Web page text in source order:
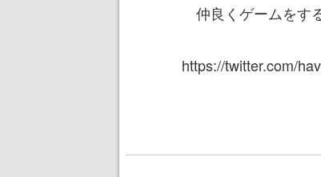
仲良くゲームをす
https://twitter.com/